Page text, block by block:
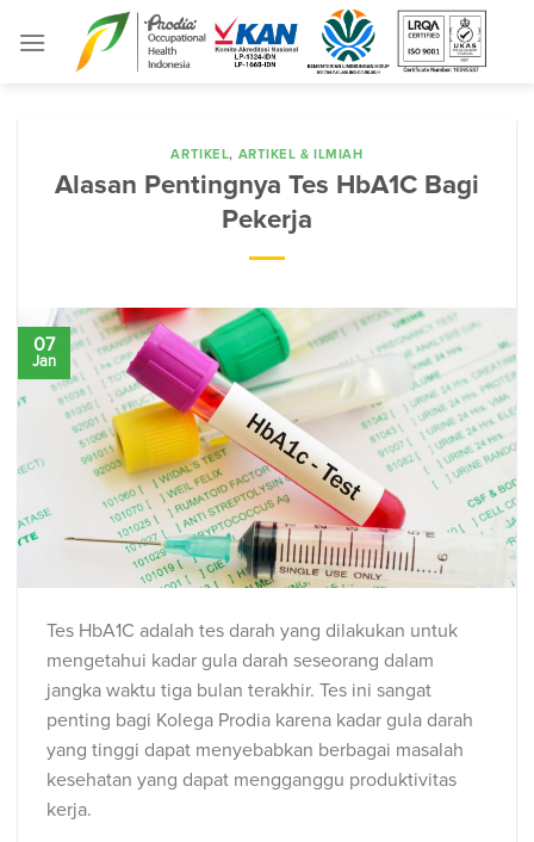
ARTIKEL, ARTIKEL & ILMIAH
Alasan Pentingnya Tes HbA1C Bagi
Pekerja
07
Jan
Tes HbA1C adalah tes darah yang dilakukan untuk
mengetahui kadar gula darah seseorang dalam
jangka waktu tiga bulan terakhir. Tes ini sangat
penting bagi Kolega Prodia karena kadar gula darah
yang tinggi dapat menyebabkan berbagai masalah
kesehatan yang dapat mengganggu produktivitas
kerja.